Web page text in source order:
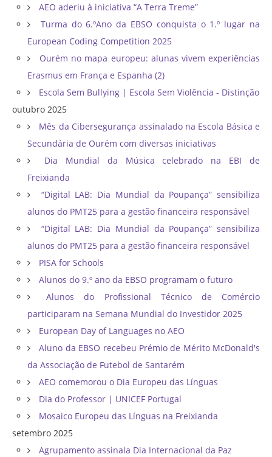
AEO aderiu à iniciativa “A Terra Treme”
Turma do 6.ºAno da EBSO conquista o 1.º lugar na
European Coding Competition 2025
Ourém no mapa europeu: alunas vivem experiências
Erasmus em França e Espanha (2)
Escola Sem Bullying | Escola Sem Violência - Distinção
outubro 2025
Mês da Cibersegurança assinalado na Escola Básica e
Secundária de Ourém com diversas iniciativas
Dia Mundial da Música celebrado na EBI de
Freixianda
“Digital LAB: Dia Mundial da Poupança” sensibiliza
alunos do PMT25 para a gestão financeira responsável
“Digital LAB: Dia Mundial da Poupança” sensibiliza
alunos do PMT25 para a gestão financeira responsável
PISA for Schools
Alunos do 9.º ano da EBSO programam o futuro
Alunos do Profissional Técnico de Comércio
participaram na Semana Mundial do Investidor 2025
European Day of Languages no AEO
Aluno da EBSO recebeu Prémio de Mérito McDonald's
da Associação de Futebol de Santarém
AEO comemorou o Dia Europeu das Línguas
Dia do Professor | UNICEF Portugal
Mosaico Europeu das Línguas na Freixianda
setembro 2025
Agrupamento assinala Dia Internacional da Paz